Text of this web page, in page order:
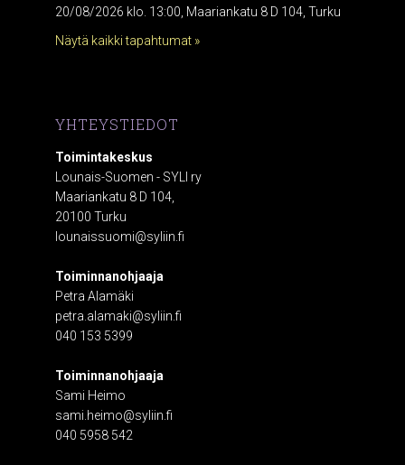
20/08/2026 klo. 13:00, Maariankatu 8 D 104, Turku
Näytä kaikki tapahtumat »
YHTEYSTIEDOT
Toimintakeskus
Lounais-Suomen - SYLI ry
Maariankatu 8 D 104,
20100 Turku
lounaissuomi@syliin.fi
Toiminnanohjaaja
Petra Alamäki
petra.alamaki@syliin.fi
040 153 5399
Toiminnanohjaaja
Sami Heimo
sami.heimo@syliin.fi
040 5958 542